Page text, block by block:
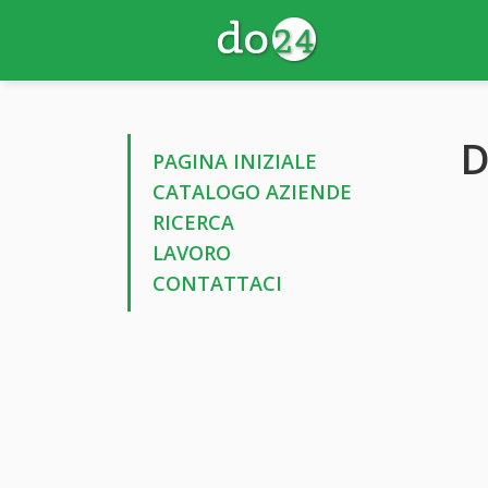
PAGINA INIZIALE
CATALOGO AZIENDE
RICERCA
LAVORO
CONTATTACI